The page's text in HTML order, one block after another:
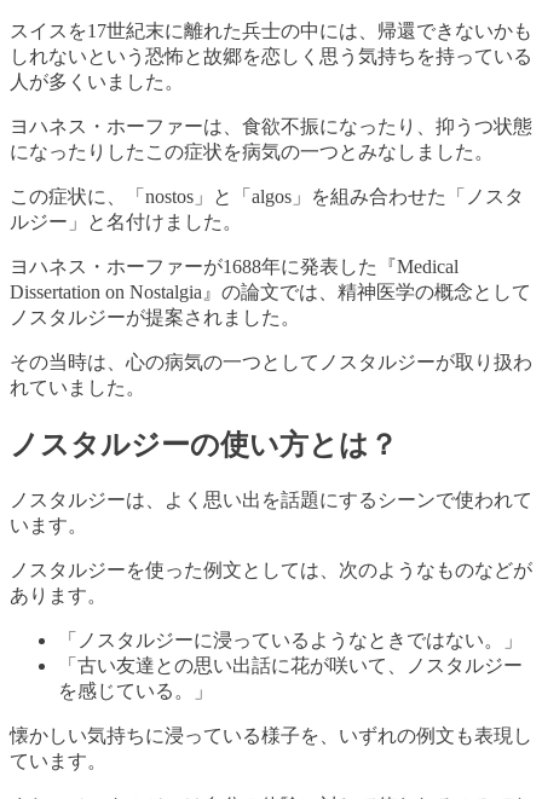
スイスを17世紀末に離れた兵士の中には、帰還できないかも
しれないという恐怖と故郷を恋しく思う気持ちを持っている
人が多くいました。
ヨハネス・ホーファーは、食欲不振になったり、抑うつ状態
になったりしたこの症状を病気の一つとみなしました。
この症状に、「nostos」と「algos」を組み合わせた「ノスタ
ルジー」と名付けました。
ヨハネス・ホーファーが1688年に発表した『Medical
Dissertation on Nostalgia』の論文では、精神医学の概念として
ノスタルジーが提案されました。
その当時は、心の病気の一つとしてノスタルジーが取り扱わ
れていました。
ノスタルジーの使い方とは？
ノスタルジーは、よく思い出を話題にするシーンで使われて
います。
ノスタルジーを使った例文としては、次のようなものなどが
あります。
「ノスタルジーに浸っているようなときではない。」
「古い友達との思い出話に花が咲いて、ノスタルジー
を感じている。」
懐かしい気持ちに浸っている様子を、いずれの例文も表現し
ています。